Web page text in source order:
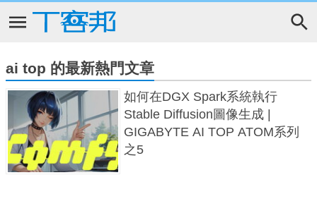
ai top 的最新熱門文章
如何在DGX Spark系統執行
Stable Diffusion圖像生成 |
GIGABYTE AI TOP ATOM系列
之5